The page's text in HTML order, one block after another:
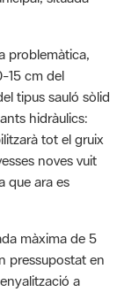
cm del
hidràulics:
tot el gruix
noves vuit
que ara es
màxima de 5
pressupostat en
setmana es
s'habilitarà un